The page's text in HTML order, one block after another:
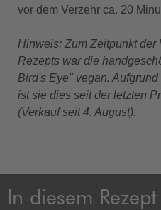
vor dem Verzehr ca. 20
Hinweis: Zum Zeitpunkt der
Rezepts war die
Bird's Eye" vegan.
ist sie dies seit der letzten
(Verkauf seit 4. August).
In diesem